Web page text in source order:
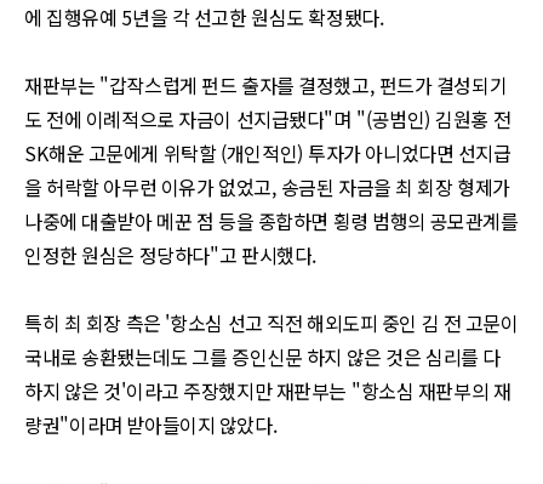
에 집행유예 5년을 각 선고한 원심도 확정됐다.
재판부는 "갑작스럽게 펀드 출자를 결정했고, 펀드가 결성되기
도 전에 이례적으로 자금이 선지급됐다"며 "(공범인)김원홍 전
SK해운 고문에게 위탁할(개인적인) 투자가 아니었다면 선지급
을 허락할 아무런 이유가 없었고, 송금된 자금을 최 회장 형제가
나중에 대출받아 메꾼 점 등을 종합하면 횡령 범행의 공모관계를
인정한 원심은 정당하다"고 판시했다.
특히 최 회장 측은 '항소심 선고 직전 해외도피 중인 김 전 고문이
국내로 송환됐는데도 그를 증인신문 하지 않은 것은 심리를 다
하지 않은 것'이라고 주장했지만 재판부는 "항소심 재판부의 재
량권"이라며 받아들이지 않았다.